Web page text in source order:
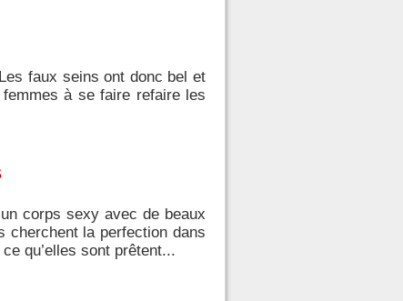
faux seins ont donc bel et
à se faire refaire les
corps sexy avec de beaux
cherchent la perfection dans
qu’elles sont prêtent...